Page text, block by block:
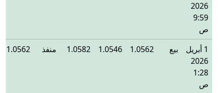
2026
9:59
ص
1 أبريل
2026
1:28
ص
بيع 1.0562
1.0546
1.0582 منفذ 1.0562